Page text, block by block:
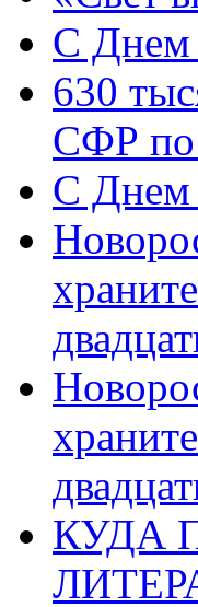
C Днем
630
СФР по
C Днем
КУДА